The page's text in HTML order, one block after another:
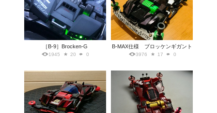
［B-9］Brocken-G
1945 20 0
B-MAX仕様 ブロッケンギガント
3976 17 0